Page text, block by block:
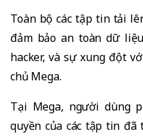
Toàn bộ các tập tin tải
đảm bảo an toàn dữ
hacker, và sự xung đột
chủ Mega.
Tại Mega, người dùng
quyền của các tập tin